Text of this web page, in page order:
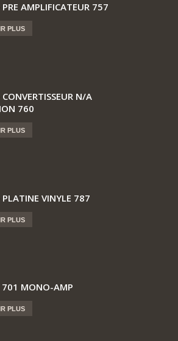
PRE AMPLIFICATEUR 757
PLUS
CONVERTISSEUR N/A
760
PLUS
PLATINE VINYLE 787
PLUS
MONO-AMP
PLUS